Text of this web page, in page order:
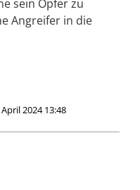
sein Opfer zu
Angreifer in die
2024 13:48